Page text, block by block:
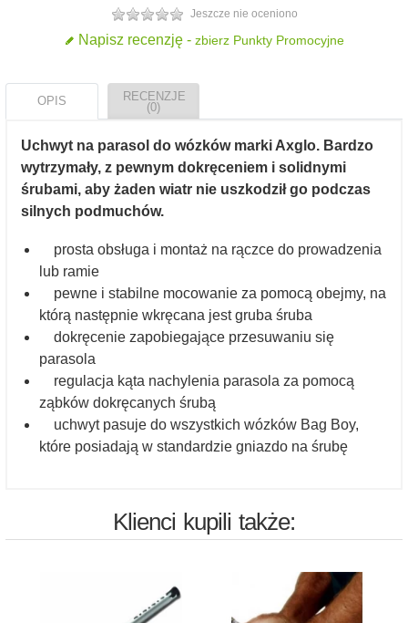
Jeszcze nie oceniono
Napisz recenzję - zbierz Punkty Promocyjne
OPIS
RECENZJE
(0)
Uchwyt na parasol do wózków marki Axglo. Bardzo
wytrzymały, z pewnym dokręceniem i solidnymi
śrubami, aby żaden wiatr nie uszkodził go podczas
silnych podmuchów.
prosta obsługa i montaż na rączce do prowadzenia
lub ramie
pewne i stabilne mocowanie za pomocą obejmy, na
którą następnie wkręcana jest gruba śruba
dokręcenie zapobiegające przesuwaniu się
parasola
regulacja kąta nachylenia parasola za pomocą
ząbków dokręcanych śrubą
uchwyt pasuje do wszystkich wózków Bag Boy,
które posiadają w standardzie gniazdo na śrubę
Klienci kupili także: